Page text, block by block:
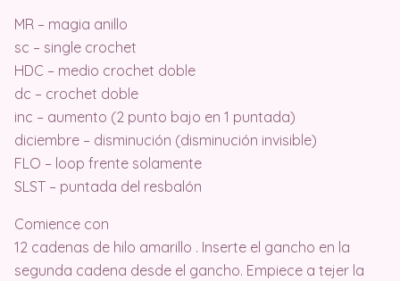
MR – magia anillo
sc – single crochet
HDC – medio crochet doble
dc – crochet doble
inc – aumento (2 punto bajo en 1 puntada)
diciembre – disminución (disminución invisible)
FLO – loop frente solamente
SLST – puntada del resbalón
Comience con
12 cadenas de hilo amarillo . Inserte el gancho en la
segunda cadena desde el gancho. Empiece a tejer la